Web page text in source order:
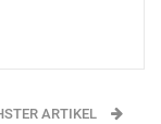
ARTIKEL